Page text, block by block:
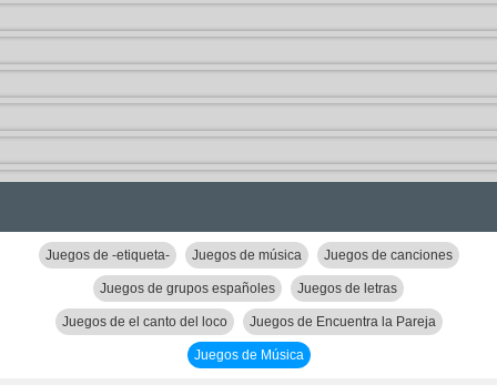
Juegos de -etiqueta- Juegos de música Juegos de canciones
Juegos de grupos españoles Juegos de letras
Juegos de el canto del loco Juegos de Encuentra la Pareja
Juegos de Música